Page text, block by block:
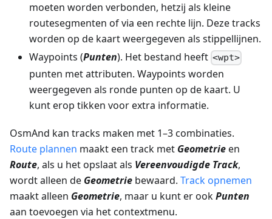
moeten worden verbonden, hetzij als kleine
routesegmenten of via een rechte lijn. Deze tracks
worden op de kaart weergegeven als stippellijnen.
Waypoints (Punten). Het bestand heeft <wpt>
punten met attributen. Waypoints worden
weergegeven als ronde punten op de kaart. U
kunt erop tikken voor extra informatie.
OsmAnd kan tracks maken met 1–3 combinaties.
Route plannen maakt een track met Geometrieen
Route, als u het opslaat als Vereenvoudigde Track,
wordt alleen de Geometrie bewaard. Track opnemen
maakt alleen Geometrie, maar u kunt er ookPunten
aan toevoegen via het contextmenu.